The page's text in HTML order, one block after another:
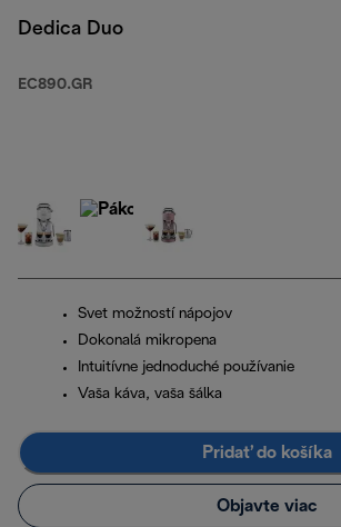
Dedica Duo
EC890.GR
Svet možností nápojov
Dokonalá mikropena
Intuitívne jednoduché používanie
Vaša káva, vaša šálka
Pridať do košíka
Objavte viac